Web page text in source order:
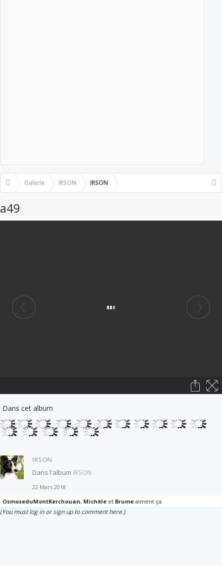
Galerie IRSON IRSON
a49
Dans cet album
IRSON
Dans l'album IRSON
22 Mars 2018
OsmoseduMontKerchouan, Michèle et Brume aiment ça.
(You must log in or sign up to comment here.)